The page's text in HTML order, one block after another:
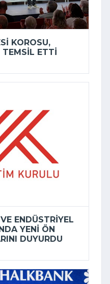
KOROSU,
TEMSIL ETTI
ENDÜSTRIYEL
YENI ÖN
DUYURDU